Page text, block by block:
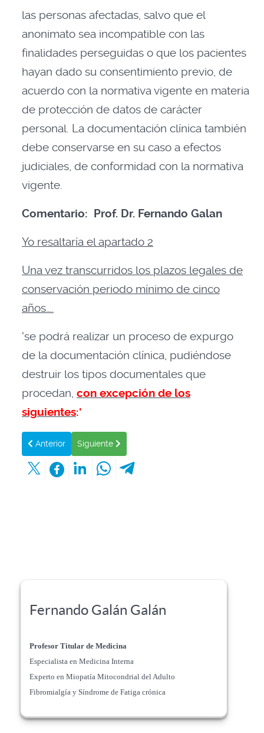
las personas afectadas, salvo que el
anonimato sea incompatible con las
finalidades perseguidas o que los pacientes
hayan dado su consentimiento previo, de
acuerdo con la normativa vigente en materia
de protección de datos de carácter
personal. La documentación clínica también
debe conservarse en su caso a efectos
judiciales, de conformidad con la normativa
vigente.
Comentario: Prof. Dr. Fernando Galan
Yo resaltaría el apartado 2
Una vez transcurridos los plazos legales de
conservación periodo mínimo de cinco
años….
'se podrá realizar un proceso de expurgo
de la documentación clínica, pudiéndose
destruir los tipos documentales que
procedan, con excepción de los
siguientes:'
Artículo anterior: Derecho de acceso del paciente a su
Anterior Artículo siguiente: ¿Se aplica la misma
Siguiente
Fernando Galán Galán
Profesor Titular de Medicina
Especialista en Medicina Interna
Experto en Miopatía Mitocondrial del Adulto
Fibromialgía y Síndrome de Fatiga crónica